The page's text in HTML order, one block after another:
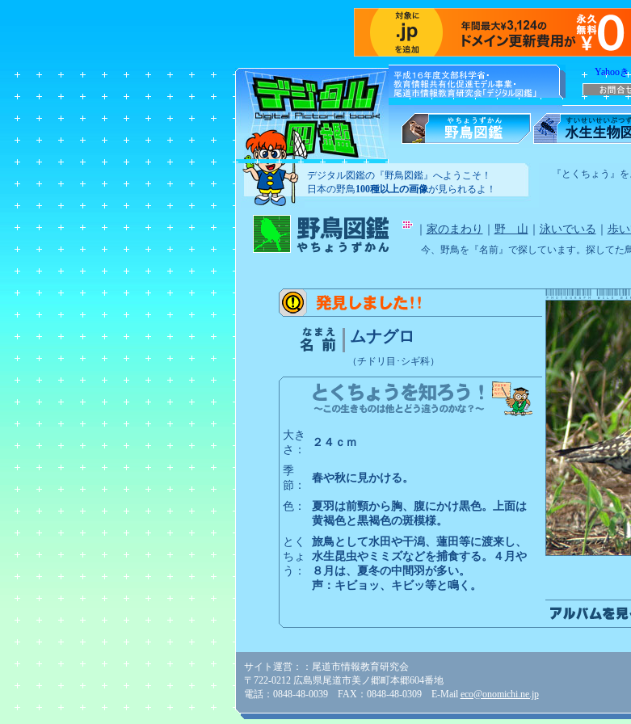
Yahoo
デジタル図鑑の『野鳥図鑑』へようこそ！
日本の野鳥100種以上の画像が見られるよ！
『とくちょう』
家のまわり 野 山 泳いでいる 歩
今、野鳥を『名前』で探しています。探してた
ムナグロ
（チドリ目･シギ科）
大き
さ：
２４ｃｍ
季
節：
春や秋に見かける。
色：
夏羽は前頸から胸、腹にかけ黒色。上面は
黄褐色と黒褐色の斑模様。
とく
ちょ
う：
旅鳥として水田や干潟、蓮田等に渡来し、
水生昆虫やミミズなどを捕食する。４月や
８月は、夏冬の中間羽が多い。
声：キビョッ、キビッ等と鳴く。
サイト運営：：尾道市情報教育研究会
〒722-0212 広島県尾道市美ノ郷町本郷604番地
電話：0848-48-0039 FAX：0848-48-0309 E-Mail eco@onomichi.ne.jp